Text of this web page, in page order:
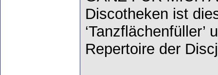
Discotheken ist
Repertoire der